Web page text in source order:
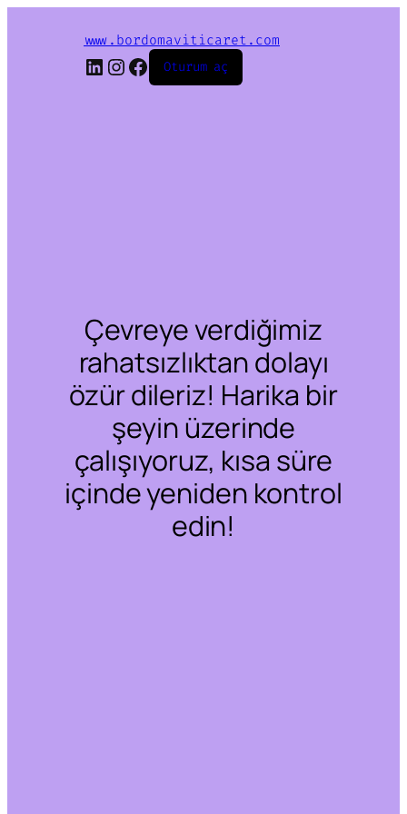
www.bordomaviticaret.com
LinkedIn
Instagram
Facebook
Oturum aç
Çevreye verdiğimiz
rahatsızlıktan dolayı
özür dileriz! Harika bir
şeyin üzerinde
çalışıyoruz, kısa süre
içinde yeniden kontrol
edin!